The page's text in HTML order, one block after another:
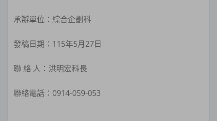
承辦單位：綜合企劃科
發稿日期：115年5月27日
聯 絡 人：洪明宏科長
聯絡電話：0914-059-053